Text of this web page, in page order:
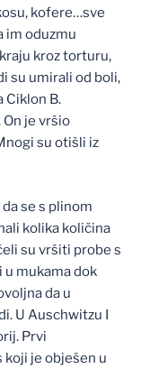
kofere…sve
im oduzmu
kroz torturu,
su umirali od boli,
Ciklon B.
On je vršio
su otišli iz
se s plinom
kolika količina
su vršiti probe s
u mukama dok
da u
U Auschwitzu I
Prvi
koji je obješen u